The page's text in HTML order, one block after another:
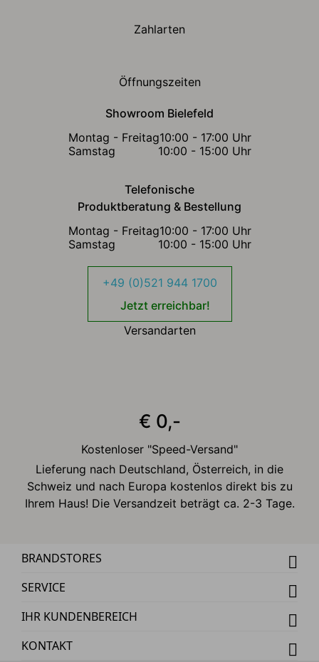
Zahlarten
Öffnungszeiten
Showroom Bielefeld
Montag - Freitag10:00 - 17:00 Uhr
Samstag
10:00 - 15:00 Uhr
Telefonische
Produktberatung & Bestellung
Montag - Freitag10:00 - 17:00 Uhr
Samstag
10:00 - 15:00 Uhr
+49 (0)521 944 1700
Jetzt erreichbar!
Versandarten
€ 0,-
Kostenloser "Speed-Versand"
Lieferung nach Deutschland, Österreich, in die
Schweiz und nach Europa kostenlos direkt bis zu
Ihrem Haus! Die Versandzeit beträgt ca. 2-3 Tage.
BRANDSTORES
SERVICE
IHR KUNDENBEREICH
KONTAKT